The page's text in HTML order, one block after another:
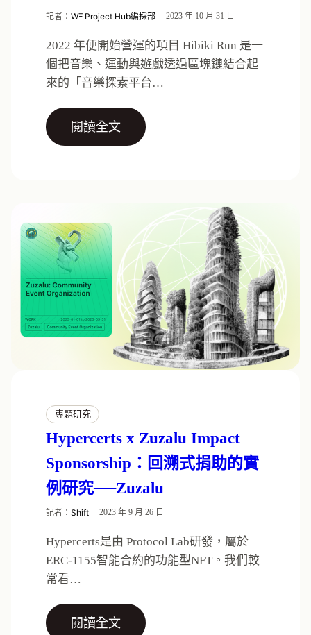
記者： WΞ Project Hub編採部 2023 年 10 月 31 日
2022 年便開始營運的項目 Hibiki Run 是一
個把音樂、運動與遊戲透過區塊鏈結合起
來的「音樂探索平台…
閱讀全文
專題研究
Hypercerts x Zuzalu Impact
Sponsorship：回溯式捐助的實
例研究──Zuzalu
記者： Shift 2023 年 9 月 26 日
Hypercerts是由 Protocol Lab研發，屬於
ERC-1155智能合約的功能型NFT。我們較
常看…
閱讀全文